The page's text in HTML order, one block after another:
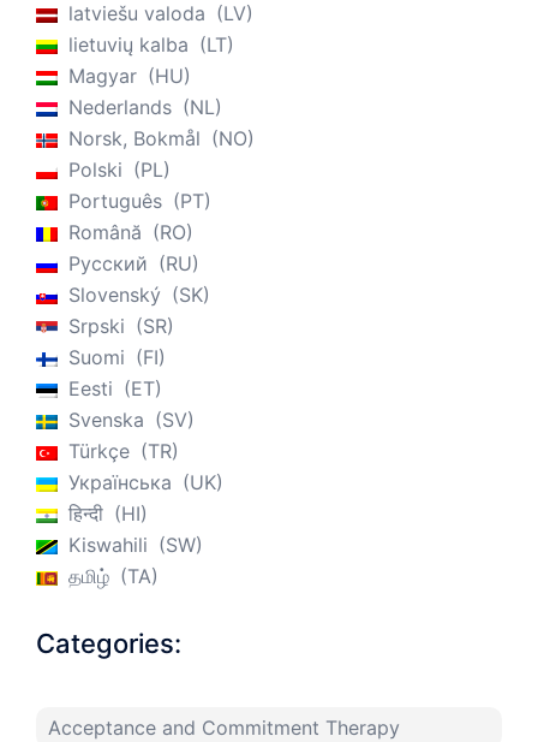
latviešu valoda
LV
lietuvių kalba
LT
Magyar
HU
Nederlands
NL
Norsk, Bokmål
NO
Polski
PL
Português
PT
Română
RO
Русский
RU
Slovenský
SK
Srpski
SR
Suomi
FI
Eesti
ET
Svenska
SV
Türkçe
TR
Українська
UK
हिन्दी
HI
Kiswahili
SW
தமிழ்
TA
Categories:
Acceptance and Commitment Therapy